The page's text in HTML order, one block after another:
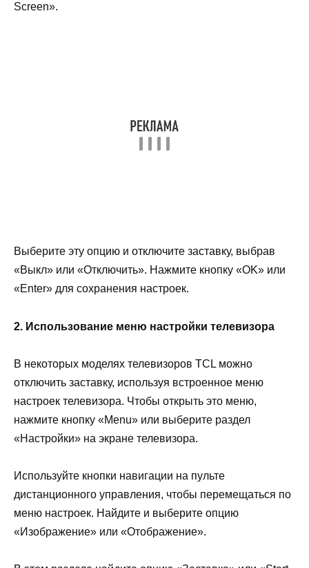
Screen».
Выберите эту опцию и отключите заставку, выбрав
«Выкл» или «Отключить». Нажмите кнопку «OK» или
«Enter» для сохранения настроек.
2. Использование меню настройки телевизора
В некоторых моделях телевизоров TCL можно
отключить заставку, используя встроенное меню
настроек телевизора. Чтобы открыть это меню,
нажмите кнопку «Menu» или выберите раздел
«Настройки» на экране телевизора.
Используйте кнопки навигации на пульте
дистанционного управления, чтобы перемещаться по
меню настроек. Найдите и выберите опцию
«Изображение» или «Отображение».